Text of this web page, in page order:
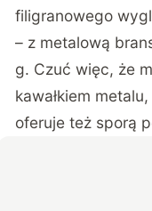
filigranowego
– z metalową
g. Czuć więc, że
kawałkiem
oferuje też sporą